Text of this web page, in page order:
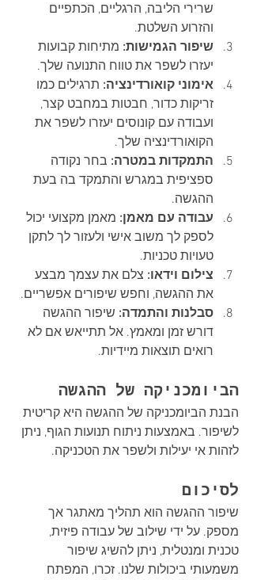
שרירי הליבה, הרגליים, הכתפיים
והזרוע השלטת.
שיפור הגמישות: מתיחות קבועות
יעזרו לשפר את טווח התנועה שלך.
אימוני קואורדינציה: תרגילים כמו
זריקות כדור, חבטות במחבט קצר,
ועבודה עם קונוסים יעזרו לשפר את
הקואורדינציה שלך.
התמקדות במטרה: בחר נקודה
ספציפית במגרש והתמקד בה בעת
ההגשה.
עבודה עם מאמן: מאמן מקצועי יכול
לספק לך משוב אישי ולעזור לך לתקן
טעויות טכניות.
צילום וידאו: צלם את עצמך מבצע
את ההגשה, וחפש שיפורים אפשריים.
סבלנות והתמדה: שיפור ההגשה
דורש זמן ומאמץ. אל תתייאש אם לא
רואים תוצאות מיידיות.
הביומכניקה של ההגשה
הבנת הביומכניקה של ההגשה היא קריטית
לשיפור. באמצעות ניתוח תנועות הגוף, ניתן
לזהות אי יעילות ולשפר את הטכניקה.
לסיכום
שיפור ההגשה הוא תהליך מאתגר אך
מספק. על ידי שילוב של עבודה פיזית,
טכנית ומנטלית, ניתן להשיג שיפור
משמעותי ביכולות שלנו. זכרו, המפתח